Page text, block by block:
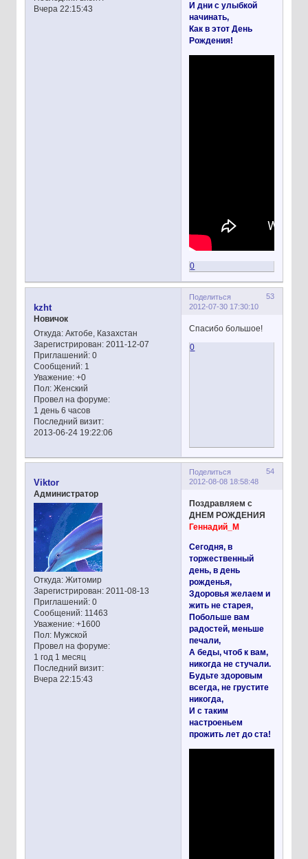
Вчера 22:15:43
И дни с улыбкой
начинать,
Как в этот День
Рождения!
0
Поделиться
53
2012-07-30 17:30:10
kzht
Новичок
Откуда:Актобе, Казахстан
Зарегистрирован: 2011-12-07
Приглашений:0
Сообщений:1
Уважение: +0
Пол:Женский
Провел на форуме:
1 день 6 часов
Последний визит:
2013-06-24 19:22:06
Спасибо большое!
0
Поделиться
54
2012-08-08 18:58:48
Viktor
Администратор
Откуда:Житомир
Зарегистрирован: 2011-08-13
Приглашений:0
Сообщений:11463
Уважение: +1600
Пол:Мужской
Провел на форуме:
1 год 1 месяц
Последний визит:
Вчера 22:15:43
Поздравляем с
ДНЕМ РОЖДЕНИЯ
Геннадий_М
Сегодня, в
торжественный
день, в день
рожденья,
Здоровья желаем и
жить не старея,
Побольше вам
радостей, меньше
печали,
А беды, чтоб к вам,
никогда не стучали.
Будьте здоровым
всегда, не грустите
никогда,
И с таким
настроеньем
прожить лет до ста!